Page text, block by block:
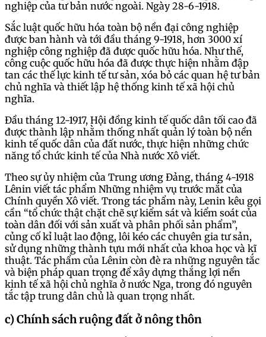
nghiệp của tư bản nước ngoài. Ngày 28-6-1918.
Sắc luật quốc hữu hóa toàn bộ nền đại công nghiệp
được ban hành và tới đầu tháng 9-1918, hơn 3000 xí
nghiệp công nghiệp đã được quốc hữu hóa. Như thế,
công cuộc quốc hữu hóa đã được thực hiện nhằm đập
tan các thế lực kinh tế tư sản, xóa bỏ các quan hệ tư bản
chủ nghĩa và thiết lập hệ thống kinh tế xã hội chủ
nghĩa.
Đầu tháng 12-1917, Hội đồng kinh tế quốc dân tối cao đã
được thành lập nhằm thống nhất quản lý toàn bộ nền
kinh tế quốc dân của đất nước, thực hiện những chức
năng tổ chức kinh tế của Nhà nước Xô viết.
Theo sự ủy nhiệm của Trung ương Đảng, tháng 4-1918
Lênin viết tác phẩm Những nhiệm vụ trước mắt của
Chính quyền Xô viết. Trong tác phẩm này, Lenin kêu gọi
cần “tổ chức thật chặt chẽ sự kiểm sát và kiểm soát của
toàn dân đối với sản xuất và phân phối sản phẩm”,
củng cố kỉ luật lao động, lôi kéo các chuyên gia tư sản,
sử dụng những thành tựu mới nhất của khoa học và kĩ
thuật. Tác phẩm của Lênin còn đè ra những nguyên tắc
và biện pháp quan trọng để xây dựng thắng lợi nền
kinh tế xã hội chủ nghĩa ở nước Nga, trong đó nguyên
tắc tập trung dân chủ là quan trọng nhất.
c) Chính sách ruộng đất ở nông thôn